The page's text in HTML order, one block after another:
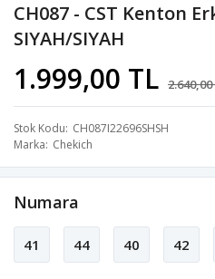
CH087 - CST Kenton
SIYAH/SIYAH
1.999,00 TL
Stok Kodu CH087I22696SHSH
Marka Chekich
Numara
41 44 40 42